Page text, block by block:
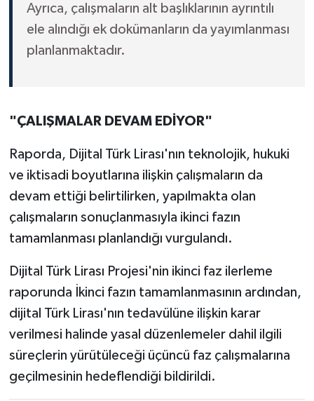
Ayrıca, çalışmaların alt başlıklarının ayrıntılı
ele alındığı ek dokümanların da yayımlanması
planlanmaktadır.
"ÇALIŞMALAR DEVAM EDİYOR"
Raporda, Dijital Türk Lirası'nın teknolojik, hukuki
ve iktisadi boyutlarına ilişkin çalışmaların da
devam ettiği belirtilirken, yapılmakta olan
çalışmaların sonuçlanmasıyla ikinci fazın
tamamlanması planlandığı vurgulandı.
Dijital Türk Lirası Projesi'nin ikinci faz ilerleme
raporunda İkinci fazın tamamlanmasının ardından,
dijital Türk Lirası'nın tedavülüne ilişkin karar
verilmesi halinde yasal düzenlemeler dahil ilgili
süreçlerin yürütüleceği üçüncü faz çalışmalarına
geçilmesinin hedeflendiği bildirildi.